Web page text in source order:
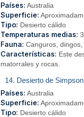
Países: Australia
Superficie:
Tipo: Desierto cálido
Temperaturas medias:
Fauna: Canguros, dingos,
Características: Este
matorrales y rocas.
14. Desierto de Simpson
Países: Australia
Superficie:
Tipo: Desierto cálido